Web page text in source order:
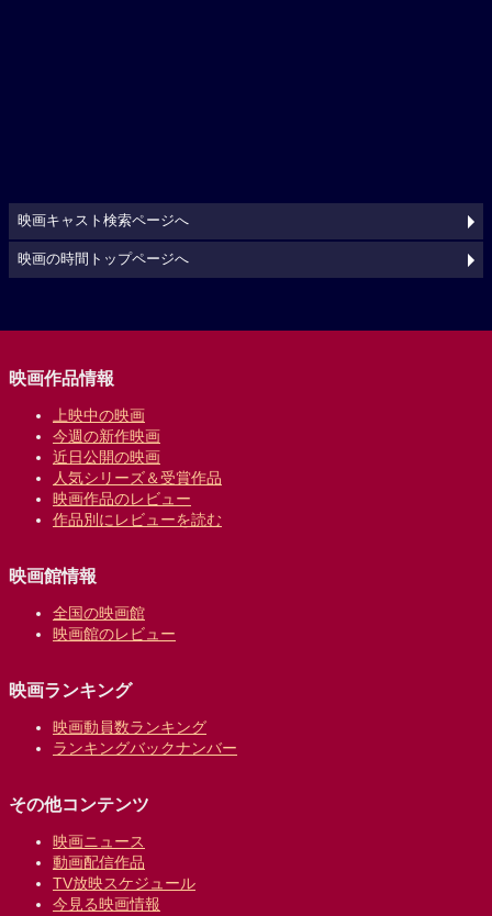
映画キャスト検索ページへ
映画の時間トップページへ
映画作品情報
上映中の映画
今週の新作映画
近日公開の映画
人気シリーズ＆受賞作品
映画作品のレビュー
作品別にレビューを読む
映画館情報
全国の映画館
映画館のレビュー
映画ランキング
映画動員数ランキング
ランキングバックナンバー
その他コンテンツ
映画ニュース
動画配信作品
TV放映スケジュール
今見る映画情報